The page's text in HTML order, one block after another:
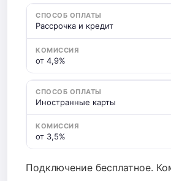
Рассрочка и кредит
от 4,9%
Иностранные карты
от 3,5%
Подключение бесплатное.